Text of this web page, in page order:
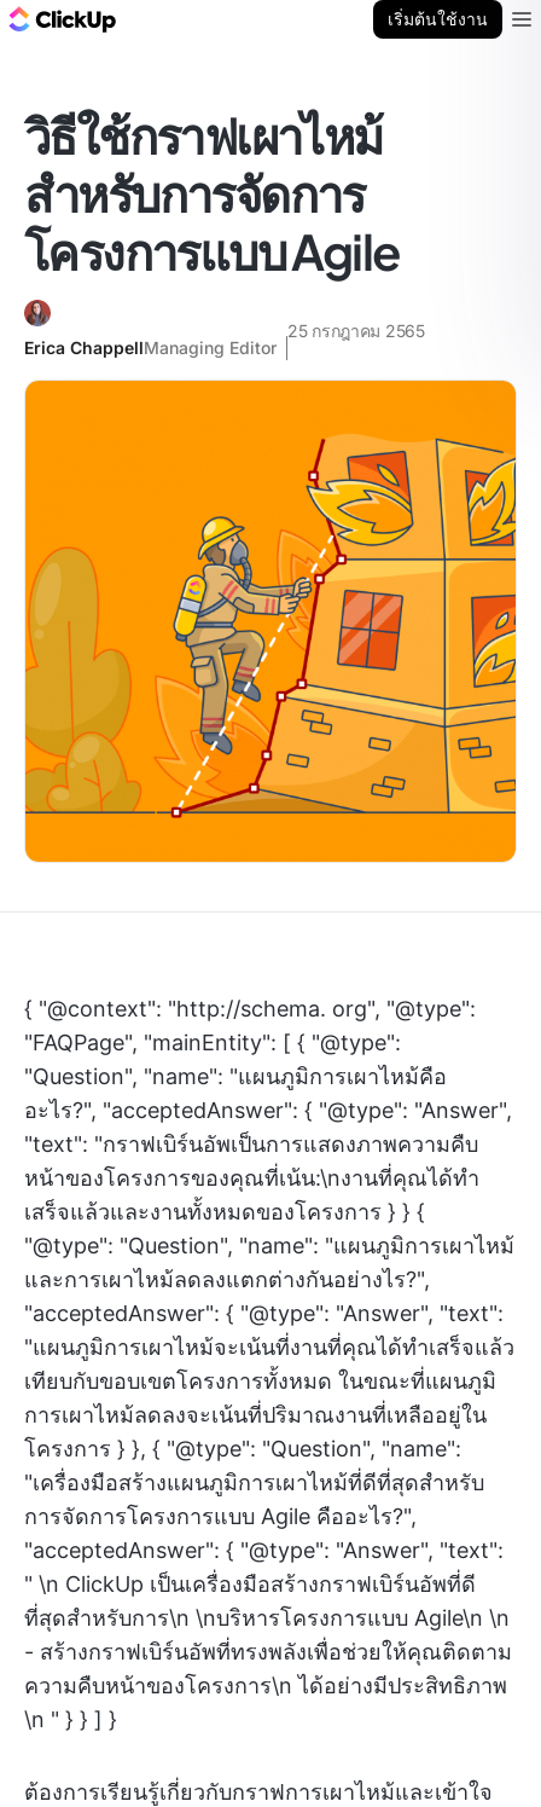
เริ่มต้นใช้งาน
วิธีใช้กราฟเผาไหม้
สำหรับการจัดการ
โครงการแบบ Agile
Erica ChappellManaging Editor
25 กรกฎาคม 2565
{ "@context": "http://schema. org", "@type":
"FAQPage", "mainEntity": [ { "@type":
"Question", "name": "แผนภูมิการเผาไหม้คือ
อะไร?", "acceptedAnswer": { "@type": "Answer",
"text": "กราฟเบิร์นอัพเป็นการแสดงภาพความคืบ
หน้าของโครงการของคุณที่เน้น:\nงานที่คุณได้ทำ
เสร็จแล้วและงานทั้งหมดของโครงการ } } {
"@type": "Question", "name": "แผนภูมิการเผาไหม้
และการเผาไหม้ลดลงแตกต่างกันอย่างไร?",
"acceptedAnswer": { "@type": "Answer", "text":
"แผนภูมิการเผาไหม้จะเน้นที่งานที่คุณได้ทำเสร็จแล้ว
เทียบกับขอบเขตโครงการทั้งหมด ในขณะที่แผนภูมิ
การเผาไหม้ลดลงจะเน้นที่ปริมาณงานที่เหลืออยู่ใน
โครงการ } }, { "@type": "Question", "name":
"เครื่องมือสร้างแผนภูมิการเผาไหม้ที่ดีที่สุดสำหรับ
การจัดการโครงการแบบ Agile คืออะไร?",
"acceptedAnswer": { "@type": "Answer", "text":
" \n ClickUp เป็นเครื่องมือสร้างกราฟเบิร์นอัพที่ดี
ที่สุดสำหรับการ\n \nบริหารโครงการแบบ Agile\n \n
- สร้างกราฟเบิร์นอัพที่ทรงพลังเพื่อช่วยให้คุณติดตาม
ความคืบหน้าของโครงการ\n ได้อย่างมีประสิทธิภาพ
\n " } } ] }
ต้องการเรียนรู้เกี่ยวกับกราฟการเผาไหม้และเข้าใจ